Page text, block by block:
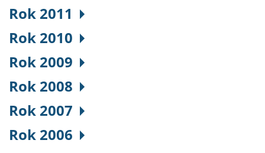
Rok 2011
Rok 2010
Rok 2009
Rok 2008
Rok 2007
Rok 2006